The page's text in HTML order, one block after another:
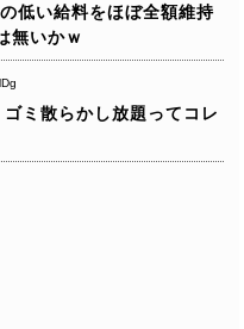
低い給料をほぼ全額維持
無いかｗ
ゴミ散らかし放題ってコレ